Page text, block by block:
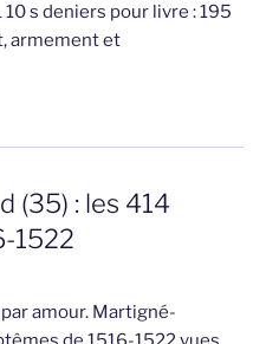
s deniers pour livre : 195
armement et
(35) : les 414
1522
amour. Martigné-